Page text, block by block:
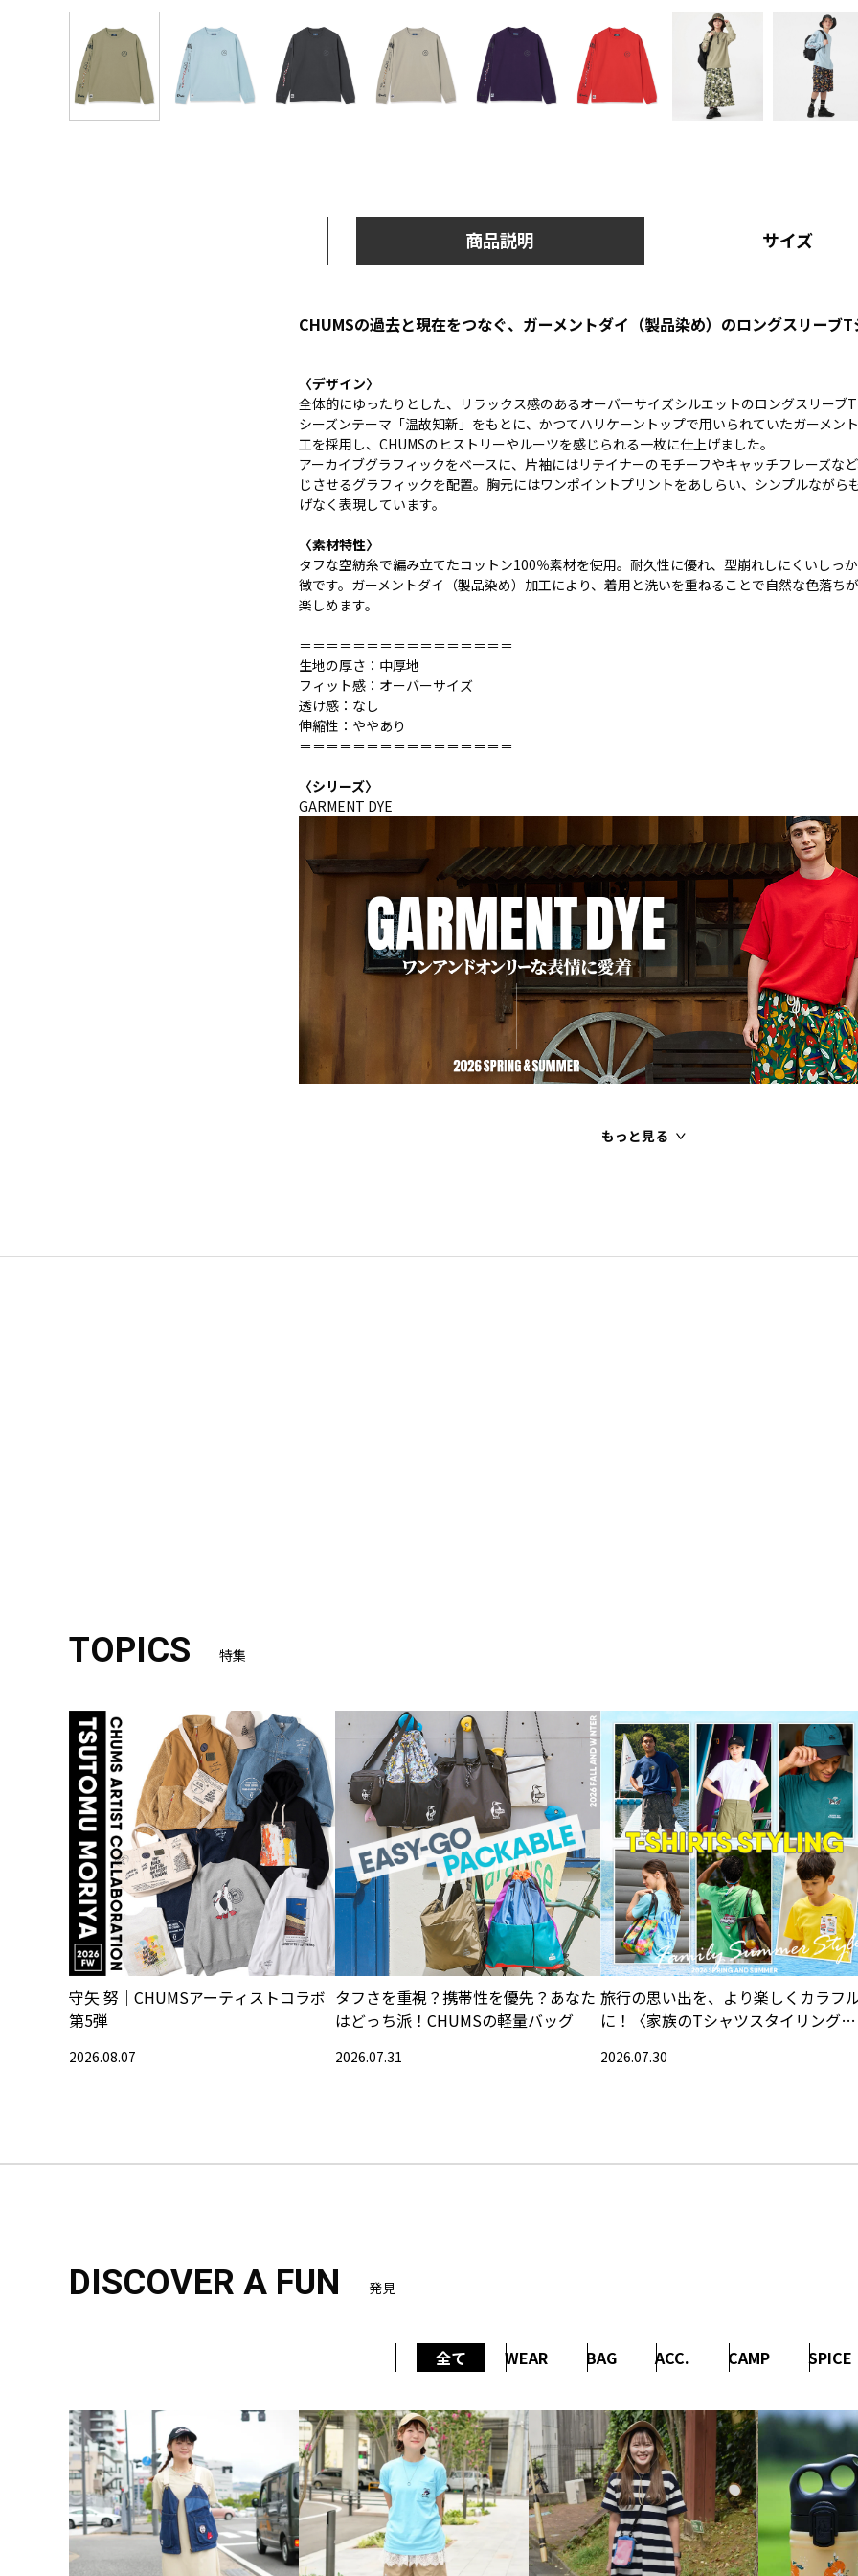
商品説明 サイズ
CHUMSの過去と現在をつなぐ、ガーメントダイ（製品染め）のロングスリーブ
〈デザイン〉
全体的にゆったりとした、リラックス感のあるオーバーサイズシルエットのロングスリーブ
シーズンテーマ「温故知新」をもとに、かつてハリケーントップで用いられていたガーメン
工を採用し、CHUMSのヒストリーやルーツを感じられる一枚に仕上げました。
アーカイブグラフィックをベースに、片袖にはリテイナーのモチーフやキャッチフレーズな
じさせるグラフィックを配置。胸元にはワンポイントプリントをあしらい、シンプルながら
げなく表現しています。
〈素材特性〉
タフな空紡糸で編み立てたコットン100％素材を使用。耐久性に優れ、型崩れしにくいしっ
徴です。ガーメントダイ（製品染め）加工により、着用と洗いを重ねることで自然な色落ち
楽しめます。
＝＝＝＝＝＝＝＝＝＝＝＝＝＝＝＝
生地の厚さ：中厚地
フィット感：オーバーサイズ
透け感：なし
伸縮性：ややあり
＝＝＝＝＝＝＝＝＝＝＝＝＝＝＝＝
〈シリーズ〉
GARMENT DYE
もっと見る
TOPICS 特集
守矢 努｜CHUMSアーティストコラボ
第5弾
2026.08.07
タフさを重視？携帯性を優先？あなた
はどっち派！CHUMSの軽量バッグ
2026.07.31
旅行の思い出を、より楽しくカラフ
に！〈家族のTシャツスタイリング特
2026.07.30
DISCOVER A FUN 発見
全て WEAR BAG ACC. CAMP SPICE